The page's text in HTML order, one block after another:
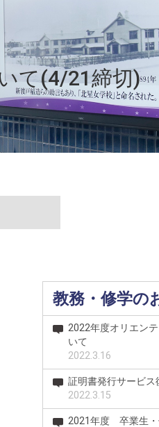
て(4/21締切)
教務・修学の
2022年度オリエン
いて
2022.3.16
証明書発行サービス
2022.3.15
2021年度 卒業生